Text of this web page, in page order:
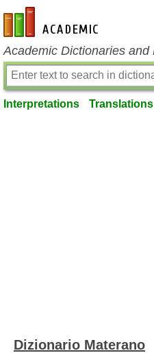
en-academic.com
Academic Dictionaries and
Interpretations Translations
Dizionario Materano